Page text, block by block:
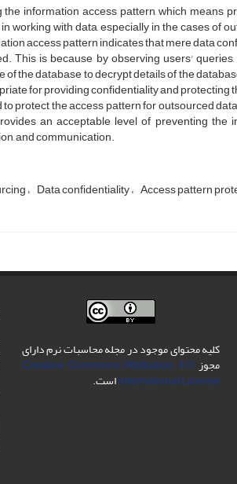
the information access pattern, which means
working with data, especially in the cases of
access pattern indicates that mere data
This is because by observing users'
of the database to decrypt details of the
for providing confidentiality and
protect the access pattern for outsourced
an acceptable level of preventing
and communication.
Data confidentiality Access pattern
کلیه محتوای موجود در مجله محاسبات نرم دارای
مجوز Creative Commons Attribution 4.0
International Licenseاست.